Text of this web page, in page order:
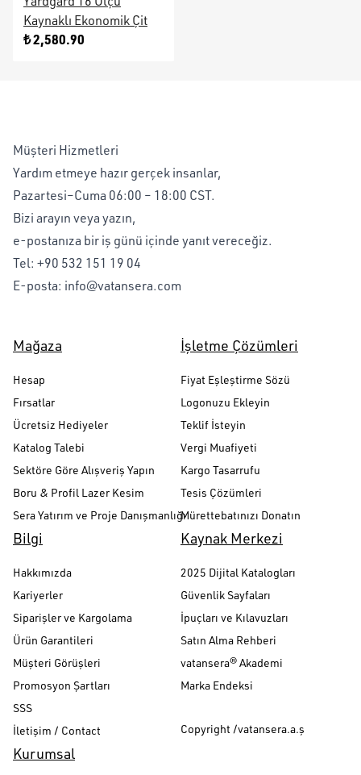
Kaynaklı Ekonomik Çit
₺ 2,580.90
Müşteri Hizmetleri
Yardım etmeye hazır gerçek insanlar,
Pazartesi–Cuma 06:00 – 18:00 CST.
Bizi arayın veya yazın,
e-postanıza bir iş günü içinde yanıt vereceğiz.
Tel: +90 532 151 19 04
E-posta: info@vatansera.com
Mağaza
Hesap
Fırsatlar
Ücretsiz Hediyeler
Katalog Talebi
Sektöre Göre Alışveriş Yapın
Boru & Profil Lazer Kesim
Sera Yatırım ve Proje Danışmanlığı
İşletme Çözümleri
Fiyat Eşleştirme Sözü
Logonuzu Ekleyin
Teklif İsteyin
Vergi Muafiyeti
Kargo Tasarrufu
Tesis Çözümleri
Mürettebatınızı Donatın
Bilgi
Hakkımızda
Kariyerler
Siparişler ve Kargolama
Ürün Garantileri
Müşteri Görüşleri
Promosyon Şartları
SSS
İletişim / Contact
Kaynak Merkezi
2025 Dijital Katalogları
Güvenlik Sayfaları
İpuçları ve Kılavuzları
Satın Alma Rehberi
vatansera® Akademi
Marka Endeksi
Copyright /vatansera.a.ş
Kurumsal